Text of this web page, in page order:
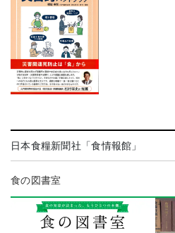
日本食糧新聞社「食情報館」
食の図書室